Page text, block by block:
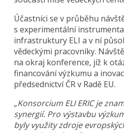
Účastníci se v průběhu
s experimentální
infrastruktury ELI a v ní
vědeckými pracovníky.
na okraj konference, jíž k
financování výzkumu a
předsednictví ČR v Radě EU.
„Konsorcium ELI ERIC je
synergií. Pro výstavbu
byly využity zdroje